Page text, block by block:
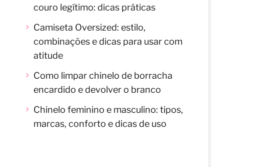
couro legítimo: dicas práticas
Camiseta Oversized: estilo,
combinações e dicas para usar com
atitude
Como limpar chinelo de borracha
encardido e devolver o branco
Chinelo feminino e masculino: tipos,
marcas, conforto e dicas de uso